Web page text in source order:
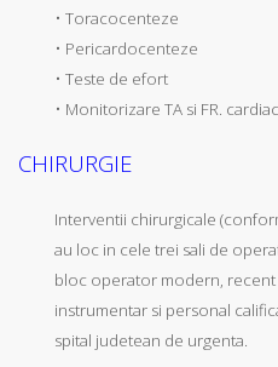
• Toracocenteze
• Pericardocenteze
• Teste de efort
• Monitorizare TA si FR.
CHIRURGIE
Interventii chirurgicale
au loc in cele trei sali de
bloc operator modern,
instrumentar si personal
spital judetean de urgenta.